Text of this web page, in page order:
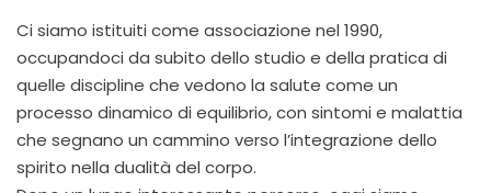
Ci siamo istituiti come associazione nel 1990,
occupandoci da subito dello studio e della pratica di
quelle discipline che vedono la salute come un
processo dinamico di equilibrio, con sintomi e malattia
che segnano un cammino verso l’integrazione dello
spirito nella dualità del corpo.